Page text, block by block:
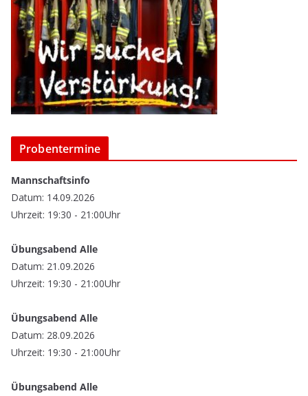
Probentermine
Mannschaftsinfo
Datum: 14.09.2026
Uhrzeit: 19:30 - 21:00Uhr
Übungsabend Alle
Datum: 21.09.2026
Uhrzeit: 19:30 - 21:00Uhr
Übungsabend Alle
Datum: 28.09.2026
Uhrzeit: 19:30 - 21:00Uhr
Übungsabend Alle